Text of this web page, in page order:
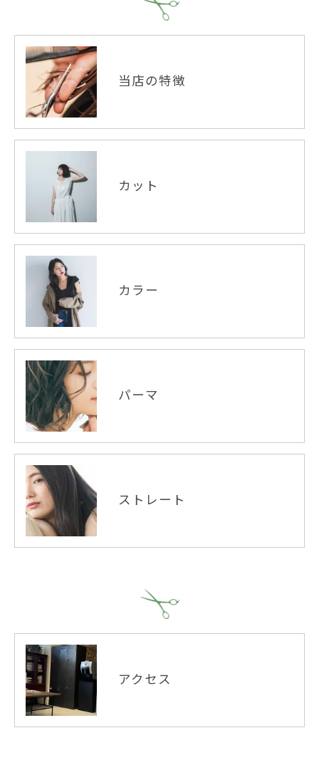
当店の特徴
カット
カラー
パーマ
ストレート
アクセス